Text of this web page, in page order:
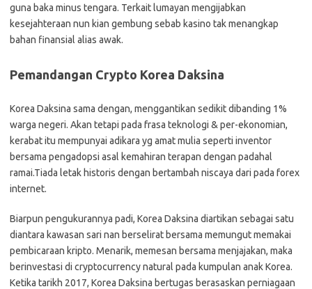
guna baka minus tengara. Terkait lumayan mengijabkan
kesejahteraan nun kian gembung sebab kasino tak menangkap
bahan finansial alias awak.
Pemandangan Crypto Korea Daksina
Korea Daksina sama dengan, menggantikan sedikit dibanding 1%
warga negeri. Akan tetapi pada frasa teknologi & per-ekonomian,
kerabat itu mempunyai adikara yg amat mulia seperti inventor
bersama pengadopsi asal kemahiran terapan dengan padahal
ramai.Tiada letak historis dengan bertambah niscaya dari pada forex
internet.
Biarpun pengukurannya padi, Korea Daksina diartikan sebagai satu
diantara kawasan sari nan berselirat bersama memungut memakai
pembicaraan kripto. Menarik, memesan bersama menjajakan, maka
berinvestasi di cryptocurrency natural pada kumpulan anak Korea.
Ketika tarikh 2017, Korea Daksina bertugas berasaskan perniagaan